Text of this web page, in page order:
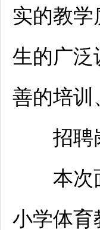
实的教学
生的广泛
善的培训
招聘
本次
小学体育